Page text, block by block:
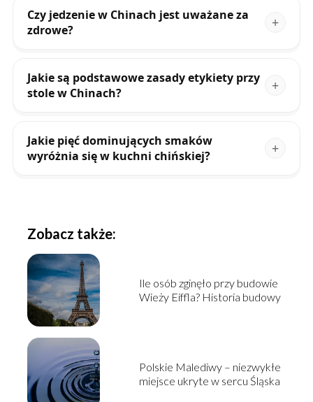
Czy jedzenie w Chinach jest uważane za
zdrowe?
Jakie są podstawowe zasady etykiety przy
stole w Chinach?
Jakie pięć dominujących smaków
wyróżnia się w kuchni chińskiej?
Zobacz także:
Ile osób zginęło przy budowie
Wieży Eiffla? Historia budowy
Polskie Malediwy – niezwykłe
miejsce ukryte w sercu Śląska